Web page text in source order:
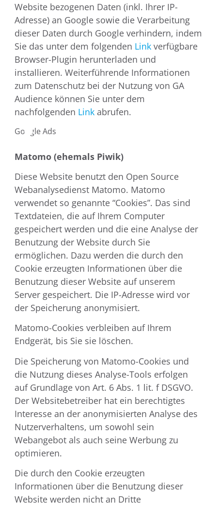
Website bezogenen Daten (inkl. Ihrer IP-
Adresse) an Google sowie die Verarbeitung
dieser Daten durch Google verhindern, indem
Sie das unter dem folgenden Link verfügbare
Browser-Plugin herunterladen und
installieren. Weiterführende Informationen
zum Datenschutz bei der Nutzung von GA
Audience können Sie unter dem
nachfolgenden Link abrufen.
Google Ads
Matomo (ehemals Piwik)
Diese Website benutzt den Open Source
Webanalysedienst Matomo. Matomo
verwendet so genannte “Cookies”. Das sind
Textdateien, die auf Ihrem Computer
gespeichert werden und die eine Analyse der
Benutzung der Website durch Sie
ermöglichen. Dazu werden die durch den
Cookie erzeugten Informationen über die
Benutzung dieser Website auf unserem
Server gespeichert. Die IP-Adresse wird vor
der Speicherung anonymisiert.
Matomo-Cookies verbleiben auf Ihrem
Endgerät, bis Sie sie löschen.
Die Speicherung von Matomo-Cookies und
die Nutzung dieses Analyse-Tools erfolgen
auf Grundlage von Art. 6 Abs. 1 lit. f DSGVO.
Der Websitebetreiber hat ein berechtigtes
Interesse an der anonymisierten Analyse des
Nutzerverhaltens, um sowohl sein
Webangebot als auch seine Werbung zu
optimieren.
Die durch den Cookie erzeugten
Informationen über die Benutzung dieser
Website werden nicht an Dritte